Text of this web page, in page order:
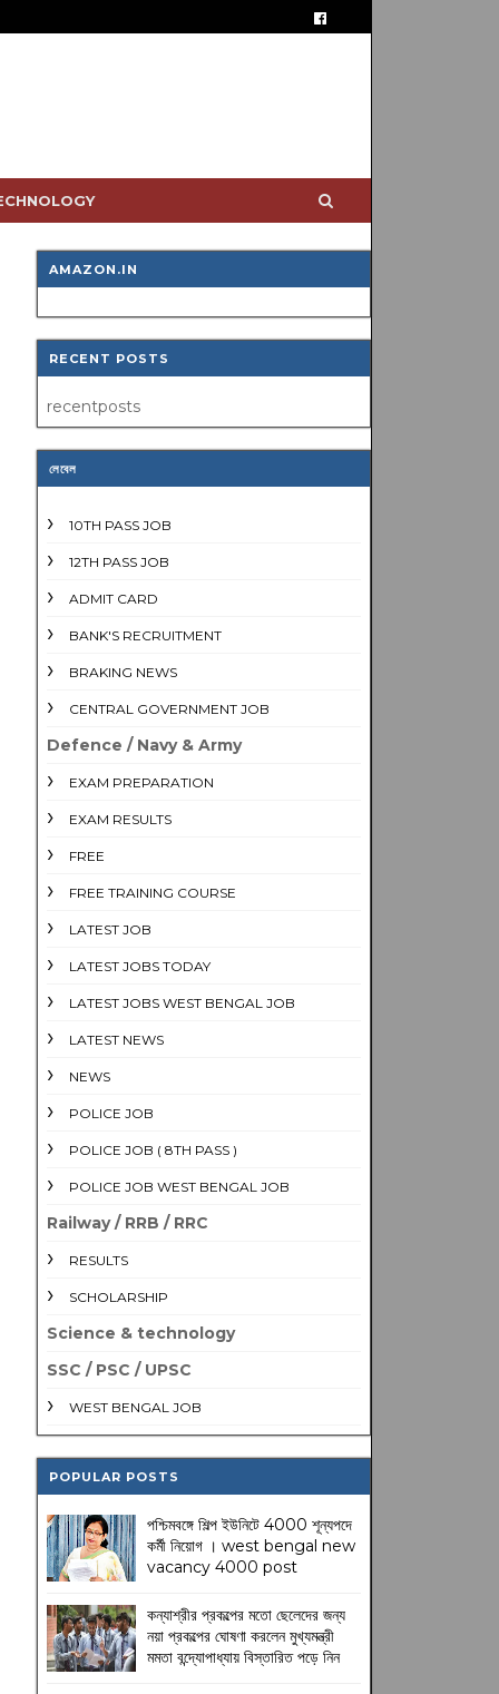
AMAZON.IN
RECENT POSTS
recentposts
লেবেল
10TH PASS JOB
12TH PASS JOB
ADMIT CARD
BANK'S RECRUITMENT
BRAKING NEWS
CENTRAL GOVERNMENT JOB
Defence / Navy & Army
EXAM PREPARATION
EXAM RESULTS
FREE
FREE TRAINING COURSE
LATEST JOB
LATEST JOBS TODAY
LATEST JOBS WEST BENGAL JOB
LATEST NEWS
NEWS
POLICE JOB
POLICE JOB ( 8TH PASS )
POLICE JOB WEST BENGAL JOB
Railway / RRB / RRC
RESULTS
SCHOLARSHIP
Science & technology
SSC / PSC / UPSC
WEST BENGAL JOB
POPULAR POSTS
পশ্চিমবঙ্গে শিল্প ইউনিটে 4000 শূন্যপদে
কর্মী নিয়োগ । west bengal new
vacancy 4000 post
কন্যাশ্রীর প্রকল্পের মতো ছেলেদের জন্য
নয়া প্রকল্পের ঘোষণা করলেন মুখ্যমন্ত্রী
মমতা বন্দ্যোপাধ্যায় বিস্তারিত পড়ে নিন